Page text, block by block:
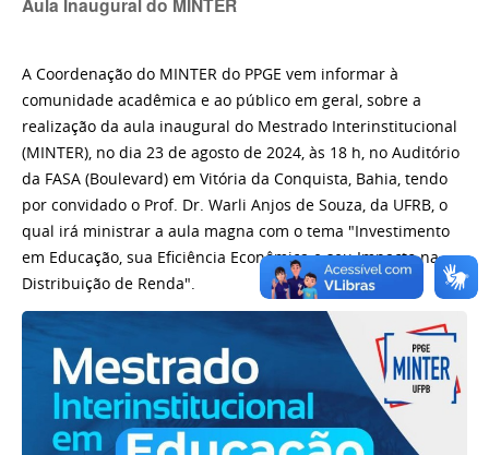
A Coordenação do MINTER do PPGE vem informar à
comunidade acadêmica e ao público em geral, sobre a
realização da aula inaugural do Mestrado Interinstitucional
(MINTER), no dia 23 de agosto de 2024, às 18 h, no Auditório
da FASA (Boulevard) em Vitória da Conquista, Bahia, tendo
por convidado o Prof. Dr. Warli Anjos de Souza, da UFRB, o
qual irá ministrar a aula magna com o tema "Investimento
em Educação, sua Eficiência Econômica e seu Impacto na
Distribuição de Renda".